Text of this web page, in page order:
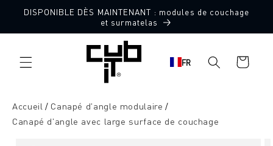
directement
DISPONIBLE DÈS MAINTENANT : modules de couchage
et surmatelas
FR
Panier
d'achat
Accueil
Canapé d'angle modulaire
Canapé d'angle avec large surface de couchage
Fabriqué en Allemagne 🖤